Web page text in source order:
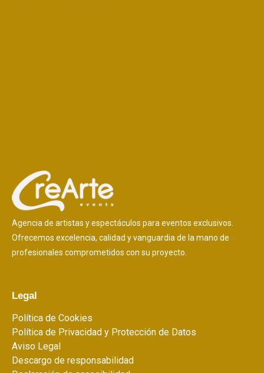
Agencia de artistas y espectáculos para eventos exclusivos.
Ofrecemos excelencia, calidad y vanguardia de la mano de
profesionales comprometidos con su proyecto.
Legal
Política de Cookies
Política de Privacidad y Protección de Datos
Aviso Legal
Descargo de responsabilidad